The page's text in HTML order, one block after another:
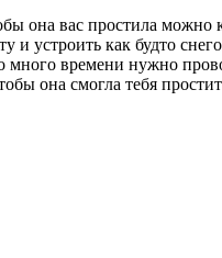
она вас простила
как будто
много времени нужно
она смогла тебя